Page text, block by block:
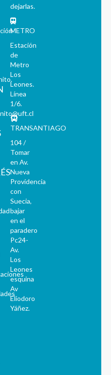
dejarlas.
METRO
Estación
de
Metro
Los
Leones.
Línea
1/6.
TRANSANTIAGO
104 /
Tomar
en Av.
Nueva
Providencia
con
Suecia,
bajar
en el
paradero
Pc24-
Av.
Los
Leones
esquina
Av
Eliodoro
Yáñez.